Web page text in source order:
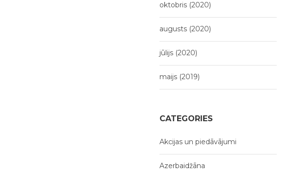
oktobris (2020)
augusts (2020)
jūlijs (2020)
maijs (2019)
CATEGORIES
Akcijas un piedāvājumi
Azerbaidžāna